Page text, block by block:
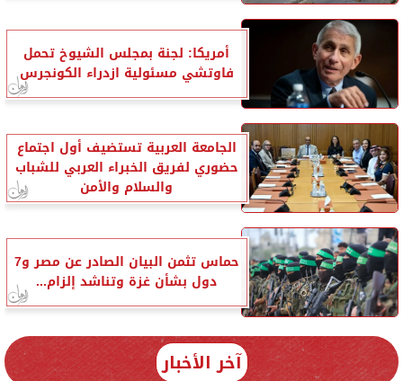
أمريكا: لجنة بمجلس الشيوخ تحمل
فاوتشي مسئولية ازدراء الكونجرس
الجامعة العربية تستضيف أول اجتماع
حضوري لفريق الخبراء العربي للشباب
والسلام والأمن
حماس تثمن البيان الصادر عن مصر و7
دول بشأن غزة وتناشد إلزام...
آخر الأخبار